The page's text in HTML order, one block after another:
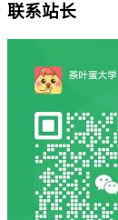
联系站长